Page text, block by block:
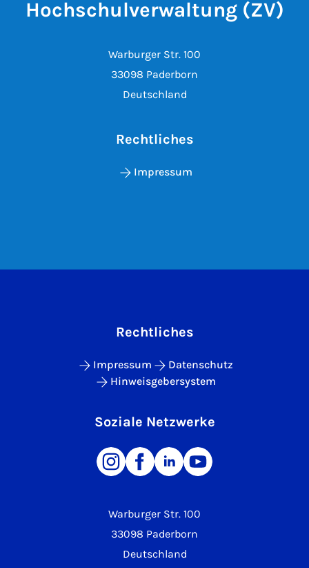
Hochschulverwaltung (ZV)
Warburger Str. 100
33098 Paderborn
Deutschland
Rechtliches
Impressum
Warburger Str. 100
33098 Paderborn
Deutschland
Rechtliches
Impressum
Datenschutz
Hinweisgebersystem
Soziale Netzwerke